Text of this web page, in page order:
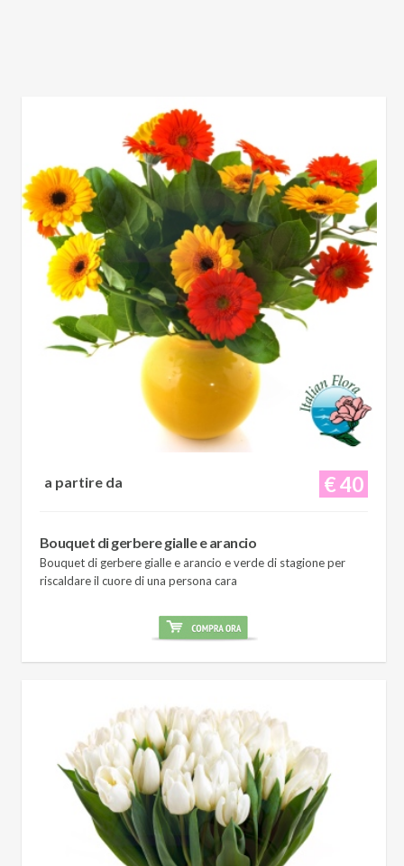
€ 40
a partire da
Bouquet di gerbere gialle e arancio
Bouquet di gerbere gialle e arancio e verde di stagione per
riscaldare il cuore di una persona cara